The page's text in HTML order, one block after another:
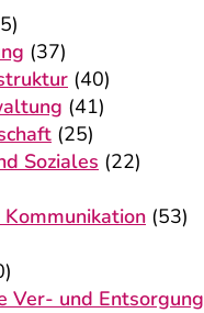
(37)
(40)
(41)
(25)
Soziales (22)
(53)
Ver- und Entsorgung